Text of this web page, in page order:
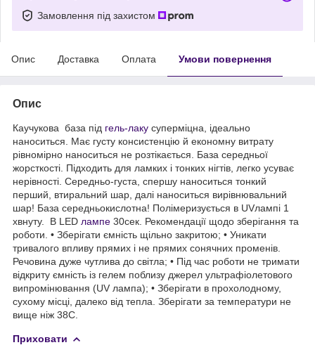
Замовлення під захистом
Опис Доставка Оплата Умови повернення
Опис
Каучукова база під гель-лаку суперміцна, ідеально
наноситься. Має густу консистенцію й економну витрату
рівномірно наноситься не розтікається. База середньої
жорсткості. Підходить для ламких і тонких нігтів, легко усуває
нерівності. Середньо-густа, спершу наноситься тонкий
перший, втиральний шар, далі наноситься вирівнювальний
шар! База середньокислотна! Полімеризується в UVлампі 1
хвнуту. В LED лампе 30сек. Рекомендації щодо зберігання та
роботи. • Зберігати ємність щільно закритою; • Уникати
тривалого впливу прямих і не прямих сонячних променів.
Речовина дуже чутлива до світла; • Під час роботи не тримати
відкриту ємність із гелем поблизу джерел ультрафіолетового
випромінювання (UV лампа); • Зберігати в прохолодному,
сухому місці, далеко від тепла. Зберігати за температури не
вище ніж 38C.
Приховати